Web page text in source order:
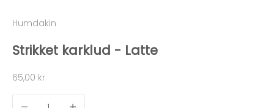
Humdakin
Strikket karklud - Latte
Salgspris
65,00 kr
Sænk antal
Øg antal